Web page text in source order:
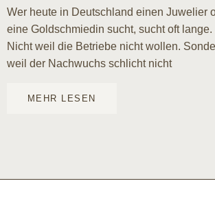
Wer heute in Deutschland einen Juwelier
eine Goldschmiedin sucht, sucht oft lange.
Nicht weil die Betriebe nicht wollen.
weil der Nachwuchs schlicht nicht
MEHR LESEN